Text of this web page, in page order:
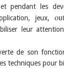
pendant les
jeux,
leur
de son
techniques pour